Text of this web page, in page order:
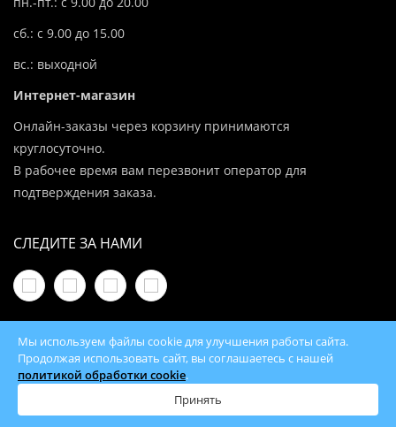
сб.: с 9.00 до 15.00
вс.: выходной
Интернет-магазин
Онлайн-заказы через корзину принимаются
круглосуточно.
В рабочее время вам перезвонит оператор для
подтверждения заказа.
СЛЕДИТЕ ЗА НАМИ
© 2026 100Kotlov.by — продажа отопительного
оборудования с доставкой по всей Беларуси
Мы используем файлы cookie для улучшения работы сайта.
Продолжая использовать сайт, вы соглашаетесь с нашей
политикой обработки cookie.
Принять